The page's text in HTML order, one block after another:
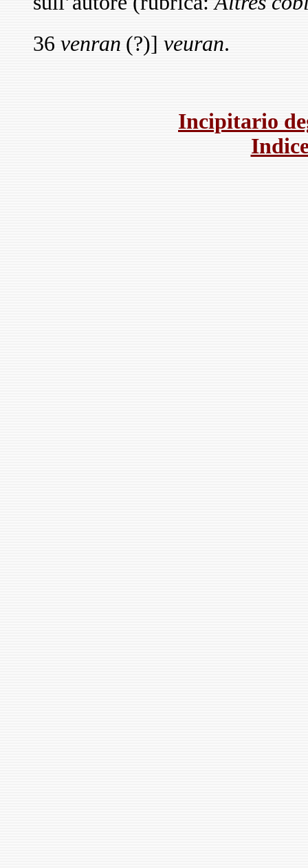
36 venran (?)] veuran.
Incipitario